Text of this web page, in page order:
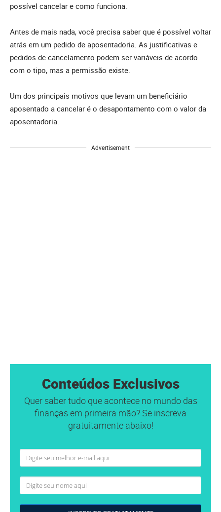
possível cancelar e como funciona.
Antes de mais nada, você precisa saber que é possível voltar
atrás em um pedido de aposentadoria. As justificativas e
pedidos de cancelamento podem ser variáveis de acordo
com o tipo, mas a permissão existe.
Um dos principais motivos que levam um beneficiário
aposentado a cancelar é o desapontamento com o valor da
aposentadoria.
Advertisement
Conteúdos Exclusivos
Quer saber tudo que acontece no mundo das
finanças em primeira mão? Se inscreva
gratuitamente abaixo!